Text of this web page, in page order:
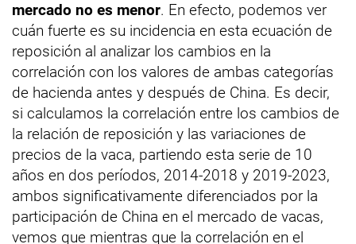
mercado no es menor. En efecto, podemos ver
cuán fuerte es su incidencia en esta ecuación de
reposición al analizar los cambios en la
correlación con los valores de ambas categorías
de hacienda antes y después de China. Es decir,
si calculamos la correlación entre los cambios de
la relación de reposición y las variaciones de
precios de la vaca, partiendo esta serie de 10
años en dos períodos, 2014-2018 y 2019-2023,
ambos significativamente diferenciados por la
participación de China en el mercado de vacas,
vemos que mientras que la correlación en el